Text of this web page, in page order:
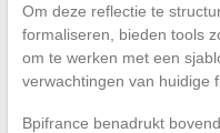
Om deze reflectie te
formaliseren, bieden tools
om te werken met een
verwachtingen van huidige
Bpifrance benadrukt